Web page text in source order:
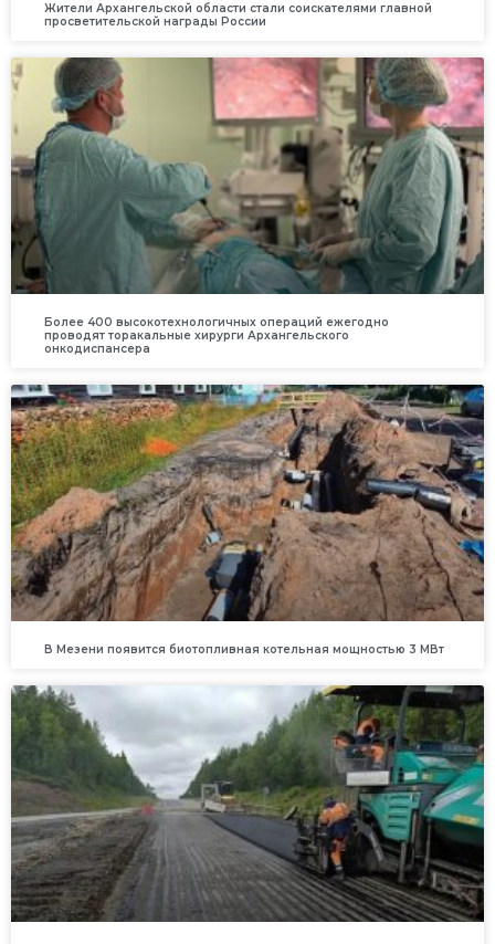
Жители Архангельской области стали соискателями главной
просветительской награды России
Более 400 высокотехнологичных операций ежегодно
проводят торакальные хирурги Архангельского
онкодиспансера
В Мезени появится биотопливная котельная мощностью 3 МВт